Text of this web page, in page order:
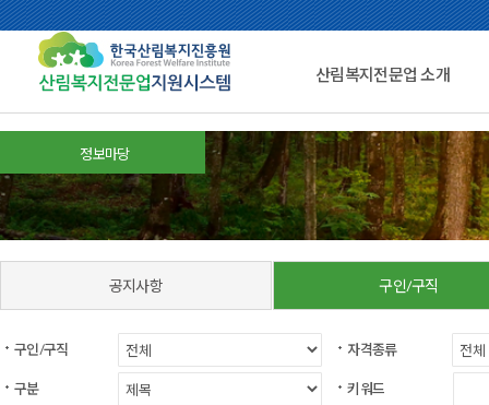
산림복지전문업 소개
정보마당
공지사항 구인/구직
구인/구직
자격종류
구분
키워드